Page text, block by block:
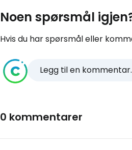
Noen spørsmål
Hvis du har spørsmål eller
Legg til en
0 kommentarer